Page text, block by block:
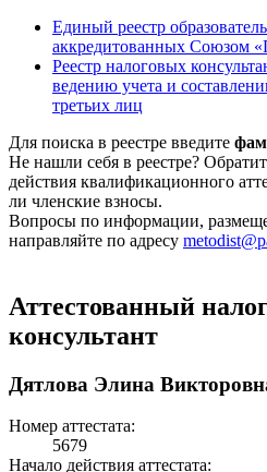
Единый реестр
аккредитованных Союзом
Реестр налоговых
ведению учета и
третьих лиц
Для поиска в реестре введите
Не нашли себя в реестре?
действия квалификационного
ли членские взносы.
Вопросы по информации,
направляйте по адресу
Аттестованный
консультант
Дятлова Элина
Номер аттестата:
5679
Начало действия аттестата: